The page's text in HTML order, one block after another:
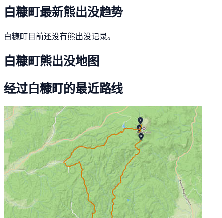
白糠町最新熊出没趋势
白糠町目前还没有熊出没记录。
白糠町熊出没地图
经过白糠町的最近路线